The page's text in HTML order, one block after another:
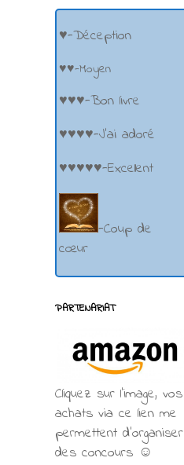
♥-Déception
♥♥-Moyen
♥♥♥-Bon livre
♥♥♥♥-J'ai adoré
♥♥♥♥♥-Excellent
-Coup de
cœur
PARTENARIAT
Cliquez sur l'image, vos
achats via ce lien me
permettent d’organiser
des concours ☺